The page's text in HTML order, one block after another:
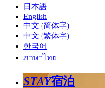
日本語
English
中文 (简体字)
中文 (繁体字)
한국어
ภาษาไทย
STAY宿泊